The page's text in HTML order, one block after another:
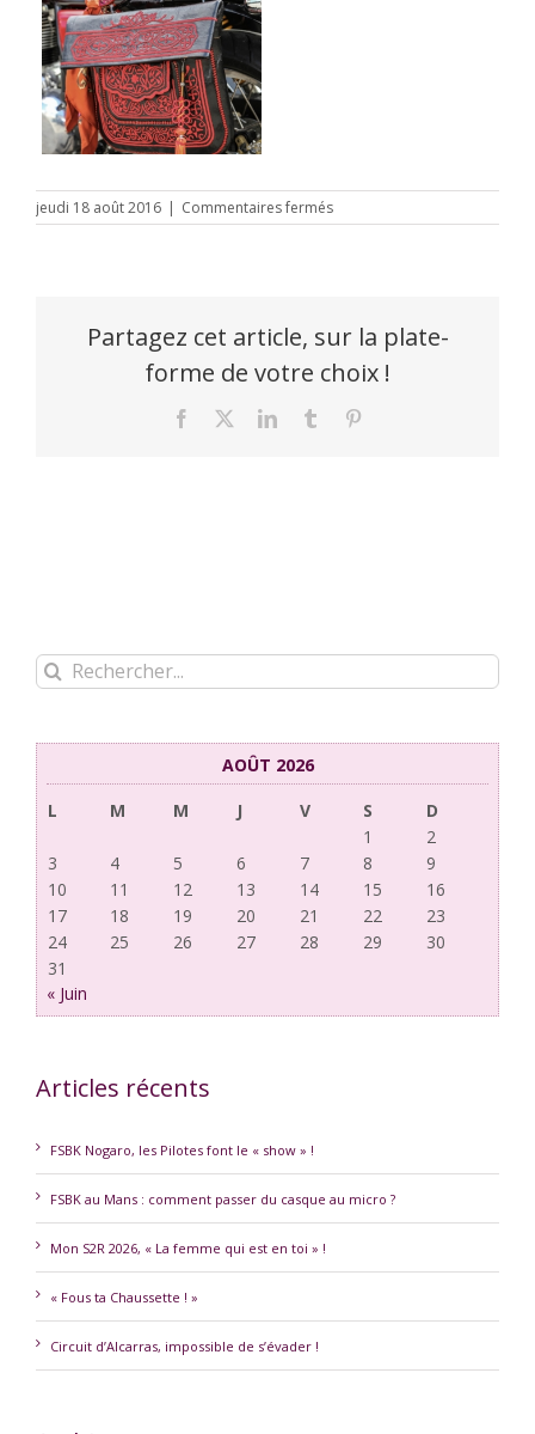
jeudi 18 août 2016 | Commentaires ferméssur
saccoches
Partagez cet article, sur la plate-
forme de votre choix !
Facebook LinkedInTumblr
Rechercher:
AOÛT 2026
L
M M J V S
D
1
2
3
4 5 6 7 8
9
10
11 12 13 14 15
16
17
18 19 20 21 22
23
24
25 26 27 28 29
30
31
« Juin
Articles récents
FSBK Nogaro, les Pilotes font le « show » !
FSBK au Mans : comment passer du casque au micro ?
Mon S2R 2026, « La femme qui est en toi » !
« Fous ta Chaussette ! »
Circuit d’Alcarras, impossible de s’évader !